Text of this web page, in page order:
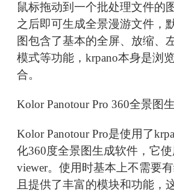
鼠标拖动到一个批处理文件的
之后即可生成全景漫游文件，
图包含了基本的全屏、放缩、
模式等功能，krpano本身是浏
合。
Kolor Panotour Pro 360全景图
Kolor Panotour Pro是使用了
化360度全景图生成软件，它
viewer。使用时基本上不需要
且提供了丰富的模块和功能，